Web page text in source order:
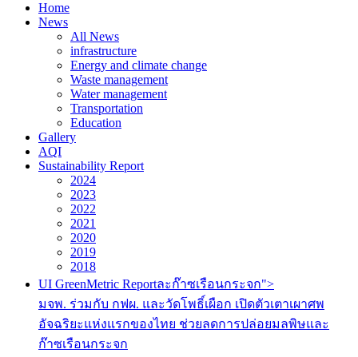
Home
News
All News
infrastructure
Energy and climate change
Waste management
Water management
Transportation
Education
Gallery
AQI
Sustainability Report
2024
2023
2022
2021
2020
2019
2018
UI GreenMetric Reportละก๊าซเรือนกระจก">
มจพ. ร่วมกับ กฟผ. และวัดโพธิ์เผือก เปิดตัวเตาเผาศพ
อัจฉริยะแห่งแรกของไทย ช่วยลดการปล่อยมลพิษและ
ก๊าซเรือนกระจก